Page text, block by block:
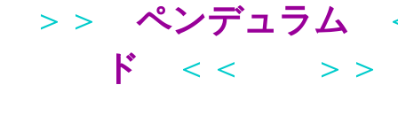
＞＞ ペンデュラム
ド
＜＜ ＞＞